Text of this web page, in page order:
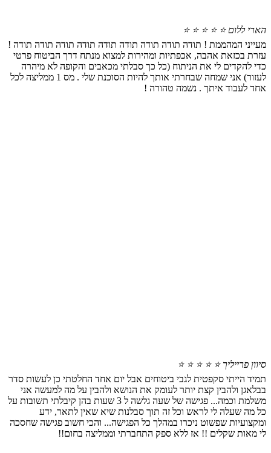
הארי ללום⭐ ⭐ ⭐ ⭐ ⭐
מעייני המהממת ! תודה תודה תודה תודה תודה תודה תודה תודה תודה !
עזרת בכזאת אהבה, אכפתיות ומהירות למצוא מנתח דרך הביטוח פרטי
כדי להקדים לי את הניתוח (כל כך סבלתי מכאבים והקופה לא מיהרה
לעזור) אני שמחה שבחרתי אותך להיות הסוכנת שלי . מס 1 ממליצה לכל
אחד לעבוד איתך . נשמה טהורה !
סיוון פרייליך ⭐ ⭐ ⭐ ⭐ ⭐
תמיד הייתי סקפטית לגבי ביטוחים אבל יום אחד החלטתי כן לעשות סדר
בבלאגן ולהבין קצת יותר לעומק את הנושא ולהבין על מה למעשה אני
משלמת וכמה... פגישה של שעה גלשה ל 3 שעות בהן קיבלתי תשובות על
כל מה שעלה לי לראש וכל זה תוך סבלנות שיא שאין לתאר, ידע
ומקצועיות שפשוט ניכרו במהלך כל הפגישה... והכי חשוב פגישה שחסכה
לי מאות שקלים !! אז ללא ספק התחברתי וממליצה בחום!!